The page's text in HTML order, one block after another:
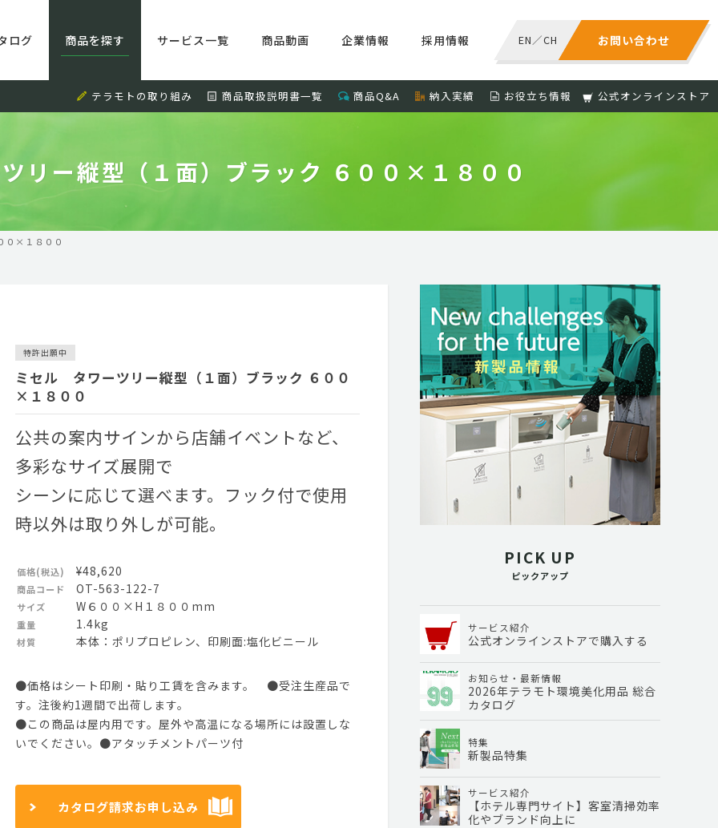
お問い合わせ
EN／CH
ログ 商品を探す サービス一覧 商品動画 企業情報 採用情報
テラモトの取り組み 商品取扱説明書一覧 商品Q&A 納入実績 お役立ち情報 公式オンラインストア
リー縦型（１面）ブラック ６００×１８００
０×１８００
特許出願中
ミセル タワーツリー縦型（１面）ブラック ６００
×１８００
公共の案内サインから店舗イベントなど、
多彩なサイズ展開で
シーンに応じて選べます。フック付で使用
時以外は取り外しが可能。
価格(税込) ¥48,620
商品コード OT-563-122-7
サイズ W６００×H１８００mm
重量 1.4kg
材質 本体：ポリプロピレン、印刷面:塩化ビニール
●価格はシート印刷・貼り工賃を含みます。 ●受注生産品で
す。注後約1週間で出荷します。
●この商品は屋内用です。屋外や高温になる場所には設置しな
いでください。●アタッチメントパーツ付
カタログ請求お申し込み
PICK UP
ピックアップ
サービス紹介
公式オンラインストアで購入する
お知らせ・最新情報
2026年テラモト環境美化用品 総合
カタログ
特集
新製品特集
サービス紹介
【ホテル専門サイト】客室清掃効率
化やブランド向上に